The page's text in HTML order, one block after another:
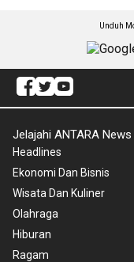
Unduh
Jelajahi ANTARA News
Headlines
Ekonomi Dan Bisnis
Wisata Dan Kuliner
Olahraga
Hiburan
Ragam